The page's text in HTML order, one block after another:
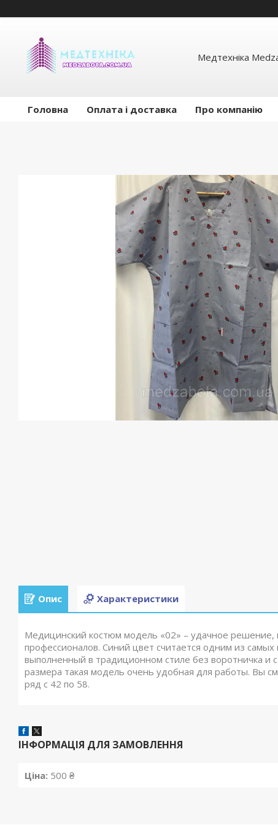
Медтехніка
Головна Оплата і доставка Про компанію
Опис Характеристики
Медицинский костюм модель «02» – удачное решение,
профессионалов. Синий цвет считается одним из
выполненный в традиционном стиле без воротничка и
размера такая модель очень удобная для работы. Вы
ряд с 42 по 58.
ІНФОРМАЦІЯ ДЛЯ ЗАМОВЛЕННЯ
Ціна: 500 ₴